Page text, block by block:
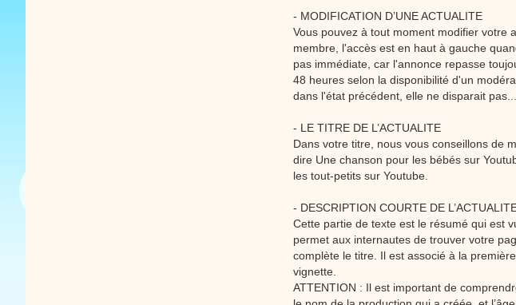
- MODIFICATION D’UNE ACTUALITE
Vous pouvez à tout moment modifier votre
membre, l'accès est en haut à gauche
pas immédiate, car l'annonce repasse
48 heures selon la disponibilité d'un
dans l'état précédent, elle ne disparait pas...
- LE TITRE DE L’ACTUALITE
Dans votre titre, nous vous conseillons de
dire Une chanson pour les bébés sur
les tout-petits sur Youtube.
- DESCRIPTION COURTE DE
Cette partie de texte est le résumé qui est
permet aux internautes de trouver votre
complète le titre. Il est associé à la
vignette.
ATTENTION : Il est important de